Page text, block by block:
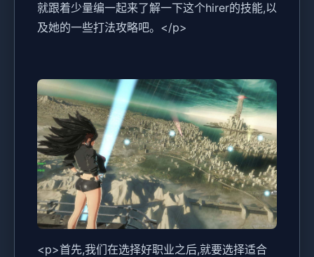
就跟着少量编一起来了解一下这个hirer的技能,以
及她的一些打法攻略吧。</p>
<p>首先,我们在选择好职业之后,就要选择适合